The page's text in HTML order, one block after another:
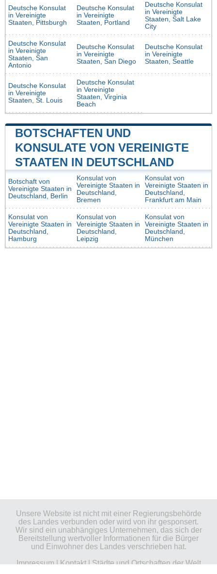
Deutsche Konsulat
in Vereinigte
Staaten, Pittsburgh
Deutsche Konsulat
in Vereinigte
Staaten, Portland
Deutsche Konsulat
in Vereinigte
Staaten, Salt Lake
City
Deutsche Konsulat
in Vereinigte
Staaten, San
Antonio
Deutsche Konsulat
in Vereinigte
Staaten, San Diego
Deutsche Konsulat
in Vereinigte
Staaten, Seattle
Deutsche Konsulat
in Vereinigte
Staaten, St. Louis
Deutsche Konsulat
in Vereinigte
Staaten, Virginia
Beach
BOTSCHAFTEN UND
KONSULATE VON VEREINIGTE
STAATEN IN DEUTSCHLAND
Botschaft von
Vereinigte Staaten in
Deutschland, Berlin
Konsulat von
Vereinigte Staaten in
Deutschland,
Bremen
Konsulat von
Vereinigte Staaten in
Deutschland,
Frankfurt am Main
Konsulat von
Vereinigte Staaten in
Deutschland,
Hamburg
Konsulat von
Vereinigte Staaten in
Deutschland,
Leipzig
Konsulat von
Vereinigte Staaten in
Deutschland,
München
Unsere Website ist nicht mit einer Regierungsbehörde
des Landes verbunden oder wird von ihr gesponsert.
Wir sind ein unabhängiges Unternehmen, das sich der
Bereitstellung wertvoller Informationen für die Bürger
und Einwohner des Landes verschrieben hat.
Impressum|Kontakt|Städte und Ortschaften der Welt